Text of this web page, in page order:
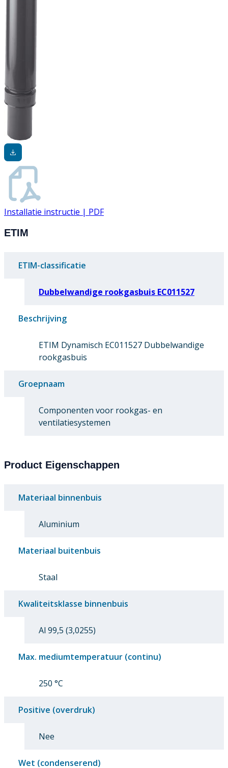
Installatie instructie | PDF
ETIM
ETIM-classificatie
Dubbelwandige rookgasbuis EC011527
Beschrijving
ETIM Dynamisch EC011527 Dubbelwandige
rookgasbuis
Groepnaam
Componenten voor rookgas- en
ventilatiesystemen
Product Eigenschappen
Materiaal binnenbuis
Aluminium
Materiaal buitenbuis
Staal
Kwaliteitsklasse binnenbuis
Al 99,5 (3,0255)
Max. mediumtemperatuur (continu)
250 °C
Positive (overdruk)
Nee
Wet (condenserend)